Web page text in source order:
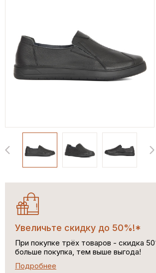
Увеличьте скидку до 50%!*
При покупке трёх товаров - скидка
больше покупка, тем выше выгода!
Подробнее